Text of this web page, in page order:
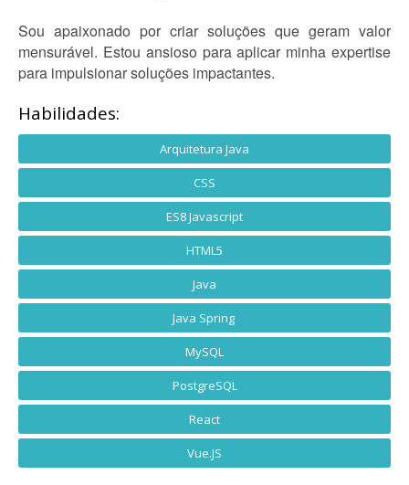
Sou apaixonado por criar soluções que geram valor
mensurável. Estou ansioso para aplicar minha expertise
para impulsionar soluções impactantes.
Habilidades:
Arquitetura Java
CSS
ES8 Javascript
HTML5
Java
Java Spring
MySQL
PostgreSQL
React
Vue.JS